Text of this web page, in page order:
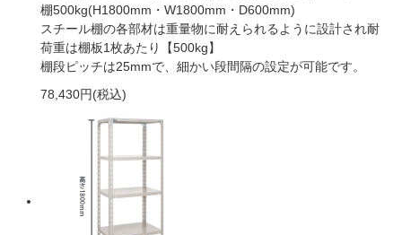
棚500kg(H1800mm・W1800mm・D600mm)
スチール棚の各部材は重量物に耐えられるように設計され耐
荷重は棚板1枚あたり【500kg】
棚段ピッチは25mmで、細かい段間隔の設定が可能です。
78,430円(税込)